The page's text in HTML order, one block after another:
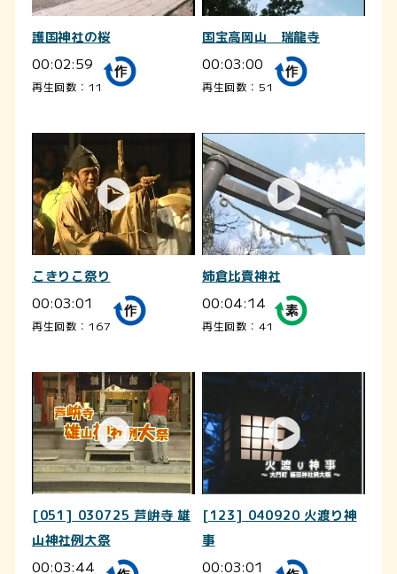
護国神社の桜
00:02:59
再生回数：11
国宝高岡山 瑞龍寺
00:03:00
再生回数：51
こきりこ祭り
00:03:01
再生回数：167
姉倉比賣神社
00:04:14
再生回数：41
[051] 030725 芦峅寺 雄
山神社例大祭
00:03:44
[123] 040920 火渡り神
事
00:03:01